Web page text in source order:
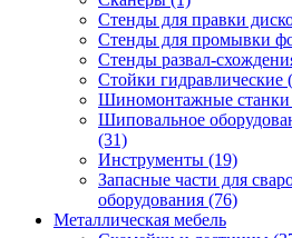
Стенды для правки
Стенды для промывки
Стенды развал-
Стойки гидравлические
Шиномонтажные станки
Шиповальное
(31)
Инструменты (19)
Запасные части для
оборудования (76)
Металлическая мебель